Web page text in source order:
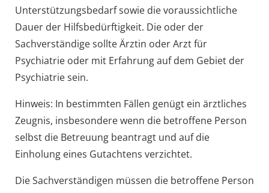
Unterstützungsbedarf sowie die voraussichtliche
Dauer der Hilfsbedürftigkeit. Die oder der
Sachverständige sollte Ärztin oder Arzt für
Psychiatrie oder mit Erfahrung auf dem Gebiet der
Psychiatrie sein.
Hinweis: In bestimmten Fällen genügt ein ärztliches
Zeugnis, insbesondere wenn die betroffene Person
selbst die Betreuung beantragt und auf die
Einholung eines Gutachtens verzichtet.
Die Sachverständigen müssen die betroffene Person